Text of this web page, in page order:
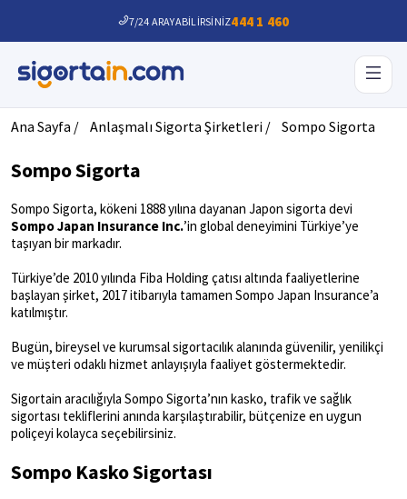
7/24 ARAYABİLİRSİNİZ444 1 460
Ana Sayfa / Anlaşmalı Sigorta Şirketleri / Sompo Sigorta
Sompo Sigorta
Sompo Sigorta, kökeni 1888 yılına dayanan Japon sigorta devi
Sompo Japan Insurance Inc.’in global deneyimini Türkiye’ye
taşıyan bir markadır.
Türkiye’de 2010 yılında Fiba Holding çatısı altında faaliyetlerine
başlayan şirket, 2017 itibarıyla tamamen Sompo Japan Insurance’a
katılmıştır.
Bugün, bireysel ve kurumsal sigortacılık alanında güvenilir, yenilikçi
ve müşteri odaklı hizmet anlayışıyla faaliyet göstermektedir.
Sigortain aracılığıyla Sompo Sigorta’nın kasko, trafik ve sağlık
sigortası tekliflerini anında karşılaştırabilir, bütçenize en uygun
poliçeyi kolayca seçebilirsiniz.
Sompo Kasko Sigortası